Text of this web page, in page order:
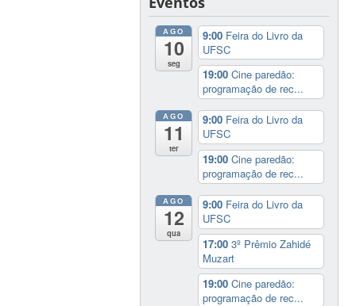
AGO
10
seg
9:00 Feira do Livro da
UFSC
19:00Cine paredão:
programação de rec...
AGO
11
ter
9:00 Feira do Livro da
UFSC
19:00Cine paredão:
programação de rec...
AGO
12
qua
9:00 Feira do Livro da
UFSC
17:003º Prêmio Zahidé
Muzart
19:00Cine paredão:
programação de rec...